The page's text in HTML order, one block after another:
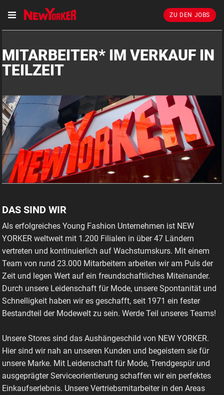
ZU DEN JOBS
MITARBEITER* IM VERKAUF IN
TEILZEIT
DAS SIND WIR
Als erfolgreiches Young Fashion Unternehmen ist NEW
YORKER weltweit mit 1.200 Filialen in über 47 Ländern
vertreten und kontinuierlich auf Wachstumskurs. Mit einem
Team von rund 23.000 Mitarbeitern arbeiten wir am Puls der
Zeit und legen Wert auf ein freundschaftliches Miteinander.
Durch unsere Leidenschaft für Mode, unsere Spontanität und
Schnelligkeit haben wir es geschafft, seit 1971 ein fester
Bestandteil der Modewelt zu sein. Werde Teil unseres Teams!
Unsere Stores sind das Aushängeschild von NEW YORKER.
Hier sind wir nah an unseren Kunden und begeistern sie für
unsere Marke. Mit Leidenschaft für Mode, Trendgespür und
ausgeprägter Serviceorientierung schaffen wir ein perfektes
Einkaufserlebnis. Unsere Vertriebsmitarbeiter in den Areas